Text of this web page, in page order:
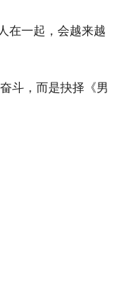
在一起，会越来越
斗，而是抉择《男